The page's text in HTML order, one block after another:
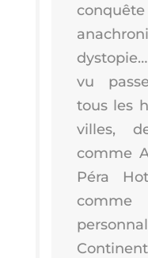
vu
tous les
villes,
comme
Péra
comme